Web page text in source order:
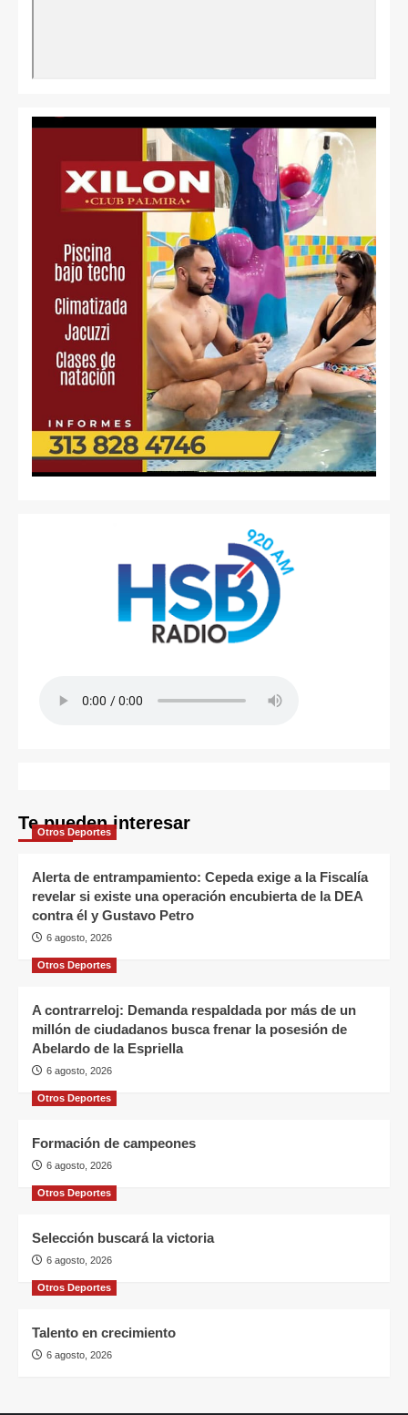
Te pueden interesar
Otros Deportes
Alerta de entrampamiento: Cepeda exige a la Fiscalía
revelar si existe una operación encubierta de la DEA
contra él y Gustavo Petro
6 agosto, 2026
Otros Deportes
A contrarreloj: Demanda respaldada por más de un
millón de ciudadanos busca frenar la posesión de
Abelardo de la Espriella
6 agosto, 2026
Otros Deportes
Formación de campeones
6 agosto, 2026
Otros Deportes
Selección buscará la victoria
6 agosto, 2026
Otros Deportes
Talento en crecimiento
6 agosto, 2026